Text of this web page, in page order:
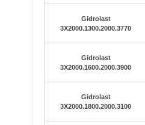
Gidrolast
3X2000.1300.2000.3770
Gidrolast
3X2000.1600.2000.3900
Gidrolast
3X2000.1800.2000.3100